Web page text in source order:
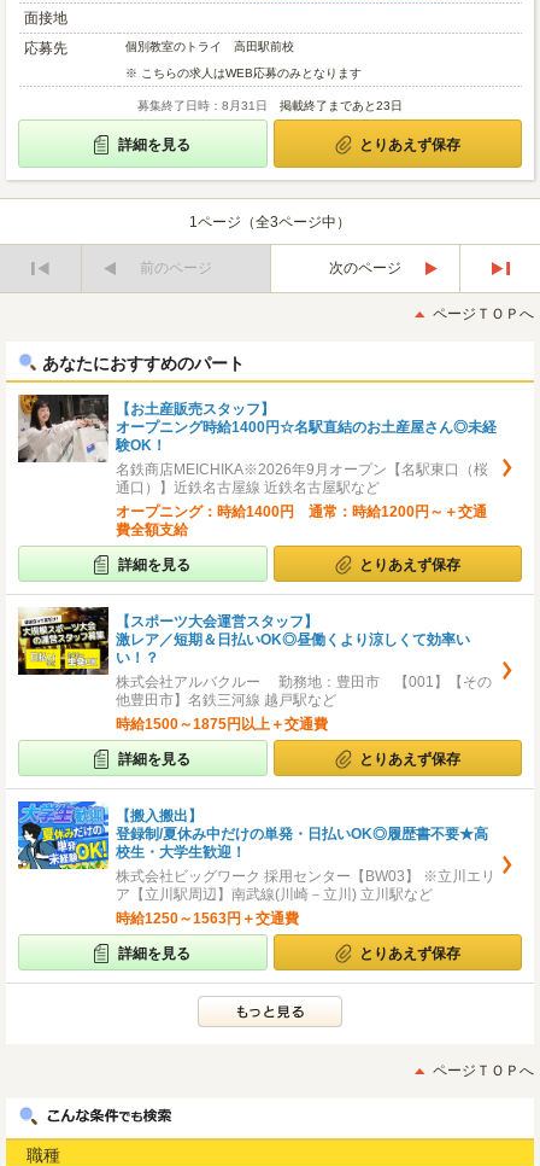
面接地
応募先
個別教室のトライ 高田駅前校
※ こちらの求人はWEB応募のみとなります
募集終了日時：8月31日 掲載終了まであと23日
詳細を見る とりあえず保存
1ページ（全3ページ中）
前のページ
次のページ
後
ページＴＯＰへ
あなたにおすすめのパート
【お土産販売スタッフ】
オープニング時給1400円☆名駅直結のお土産屋さん◎未経
験OK！
名鉄商店MEICHIKA※2026年9月オープン【名駅東口（桜
通口）】近鉄名古屋線 近鉄名古屋駅など
オープニング：時給1400円 通常：時給1200円～＋交通
費全額支給
詳細を見る とりあえず保存
【スポーツ大会運営スタッフ】
激レア／短期＆日払いOK◎昼働くより涼しくて効率い
い！？
株式会社アルバクルー 勤務地：豊田市 【001】【その
他豊田市】名鉄三河線 越戸駅など
時給1500～1875円以上＋交通費
詳細を見る とりあえず保存
【搬入搬出】
登録制/夏休み中だけの単発・日払いOK◎履歴書不要★高
校生・大学生歓迎！
株式会社ビッグワーク 採用センター【BW03】 ※立川エリ
ア【立川駅周辺】南武線(川崎－立川) 立川駅など
時給1250～1563円＋交通費
詳細を見る とりあえず保存
ページＴＯＰへ
職種